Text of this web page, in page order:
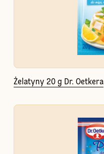
Żelatyny 20 g Dr. Oetkera